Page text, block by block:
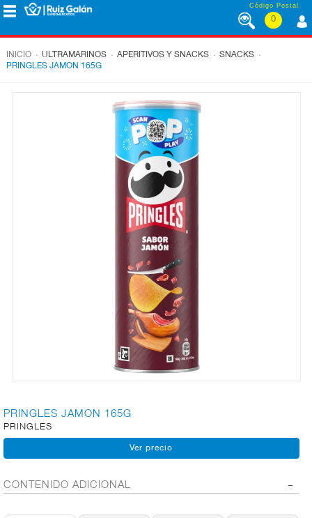
Saltar al contenido Código Postal
0
CORPORATIVO
QUESOS
CORTE
INICIO . ULTRAMARINOS . APERITIVOS Y SNACKS . SNACKS .
PRINGLES JAMON 165G
PRINGLES JAMON 165G
PRINGLES
CONTENIDO ADICIONAL